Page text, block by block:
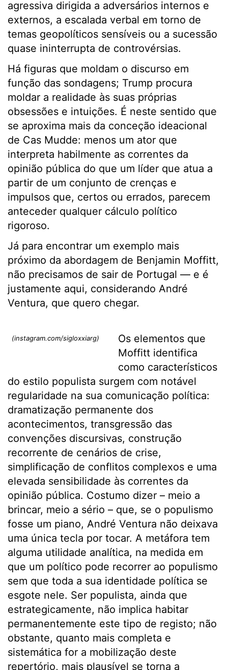
agressiva dirigida a adversários internos e
externos, a escalada verbal em torno de
temas geopolíticos sensíveis ou a sucessão
quase ininterrupta de controvérsias.
Há figuras que moldam o discurso em
função das sondagens; Trump procura
moldar a realidade às suas próprias
obsessões e intuições. É neste sentido que
se aproxima mais da conceção ideacional
de Cas Mudde: menos um ator que
interpreta habilmente as correntes da
opinião pública do que um líder que atua a
partir de um conjunto de crenças e
impulsos que, certos ou errados, parecem
anteceder qualquer cálculo político
rigoroso.
Já para encontrar um exemplo mais
próximo da abordagem de Benjamin Moffitt,
não precisamos de sair de Portugal — e é
justamente aqui, considerando André
Ventura, que quero chegar.
(instagram.com/sigloxxiarg)
Os elementos que
Moffitt identifica
como característicos
do estilo populista surgem com notável
regularidade na sua comunicação política:
dramatização permanente dos
acontecimentos, transgressão das
convenções discursivas, construção
recorrente de cenários de crise,
simplificação de conflitos complexos e uma
elevada sensibilidade às correntes da
opinião pública. Costumo dizer – meio a
brincar, meio a sério – que, se o populismo
fosse um piano, André Ventura não deixava
uma única tecla por tocar. A metáfora tem
alguma utilidade analítica, na medida em
que um político pode recorrer ao populismo
sem que toda a sua identidade política se
esgote nele. Ser populista, ainda que
estrategicamente, não implica habitar
permanentemente este tipo de registo; não
obstante, quanto mais completa e
sistemática for a mobilização deste
repertório, mais plausível se torna a